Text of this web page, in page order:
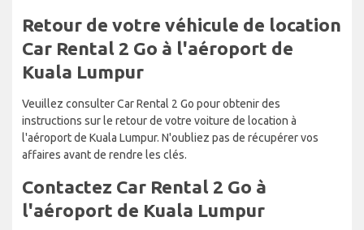
Retour de votre véhicule de location
Car Rental 2 Go à l'aéroport de
Kuala Lumpur
Veuillez consulter Car Rental 2 Go pour obtenir des
instructions sur le retour de votre voiture de location à
l'aéroport de Kuala Lumpur. N'oubliez pas de récupérer vos
affaires avant de rendre les clés.
Contactez Car Rental 2 Go à
l'aéroport de Kuala Lumpur